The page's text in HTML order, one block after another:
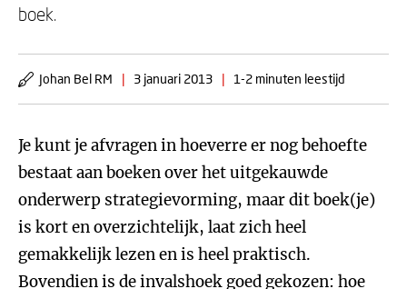
boek.
Johan Bel RM | 3 januari 2013 | 1-2 minuten leestijd
Je kunt je afvragen in hoeverre er nog behoefte
bestaat aan boeken over het uitgekauwde
onderwerp strategievorming, maar dit boek(je)
is kort en overzichtelijk, laat zich heel
gemakkelijk lezen en is heel praktisch.
Bovendien is de invalshoek goed gekozen: hoe